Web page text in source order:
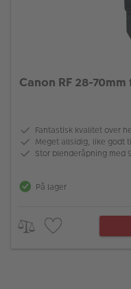
Canon RF 28-
Fantastisk kvalitet over
Meget allsidig, like godt
Stor blenderåpning med
På lager